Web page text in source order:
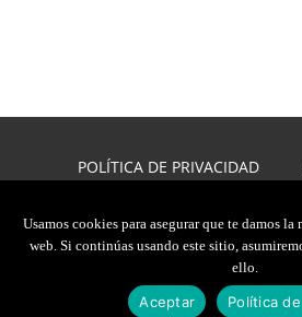
POLÍTICA DE PRIVACIDAD
2026, JAVIER
TODOS LOS DERECHOS
Usamos cookies para asegurar que te damos
web. Si continúas usando este sitio,
ello.
Aceptar Política